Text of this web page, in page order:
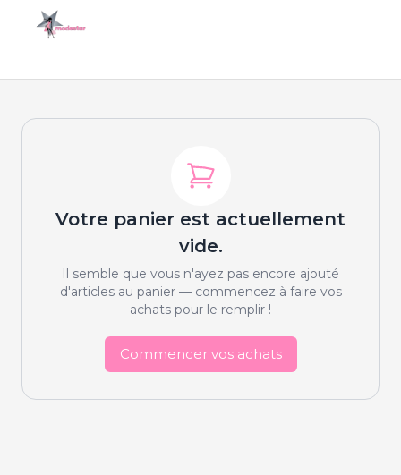
Votre panier est actuellement
vide.
Il semble que vous n'ayez pas encore ajouté
d'articles au panier — commencez à faire vos
achats pour le remplir !
Commencer vos achats